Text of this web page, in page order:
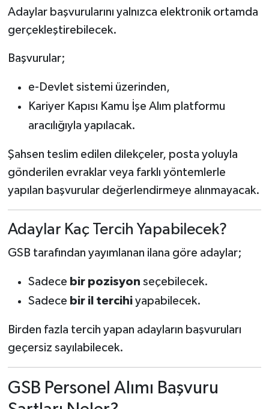
Adaylar başvurularını yalnızca elektronik ortamda
gerçekleştirebilecek.
Başvurular;
e-Devlet sistemi üzerinden,
Kariyer Kapısı Kamu İşe Alım platformu
aracılığıyla yapılacak.
Şahsen teslim edilen dilekçeler, posta yoluyla
gönderilen evraklar veya farklı yöntemlerle
yapılan başvurular değerlendirmeye alınmayacak.
Adaylar Kaç Tercih Yapabilecek?
GSB tarafından yayımlanan ilana göre adaylar;
Sadece bir pozisyon seçebilecek.
Sadece bir il tercihiyapabilecek.
Birden fazla tercih yapan adayların başvuruları
geçersiz sayılabilecek.
GSB Personel Alımı Başvuru